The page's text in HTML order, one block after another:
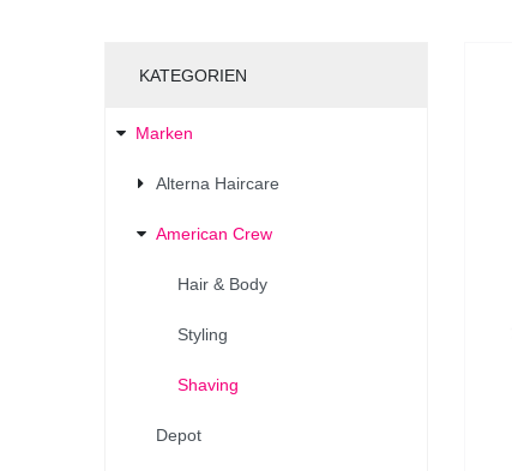
KATEGORIEN
Marken
Alterna Haircare
American Crew
Hair & Body
Styling
Shaving
Depot